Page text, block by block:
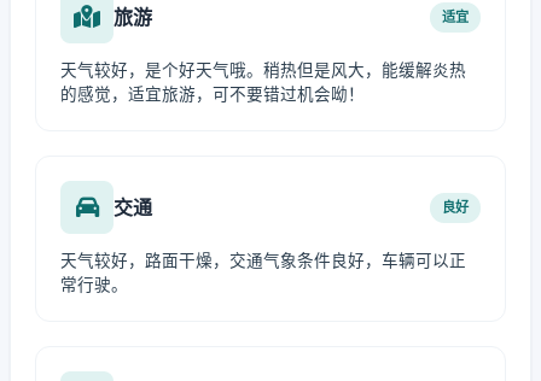
旅游 适宜
天气较好，是个好天气哦。稍热但是风大，能缓解炎热
的感觉，适宜旅游，可不要错过机会呦！
交通 良好
天气较好，路面干燥，交通气象条件良好，车辆可以正
常行驶。